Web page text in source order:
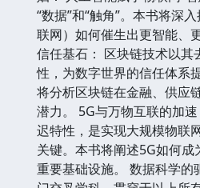
“数据”和“触角”。本书将深
联网）如何催生出更智能、
信任基石： 区块链技术以
性，为数字世界的信任体系
将分析区块链在金融、供应
潜力。 5G与万物互联的加
迟特性，是实现大规模物联
关键。本书将阐述5G如何
重要基础设施。 数据科学的